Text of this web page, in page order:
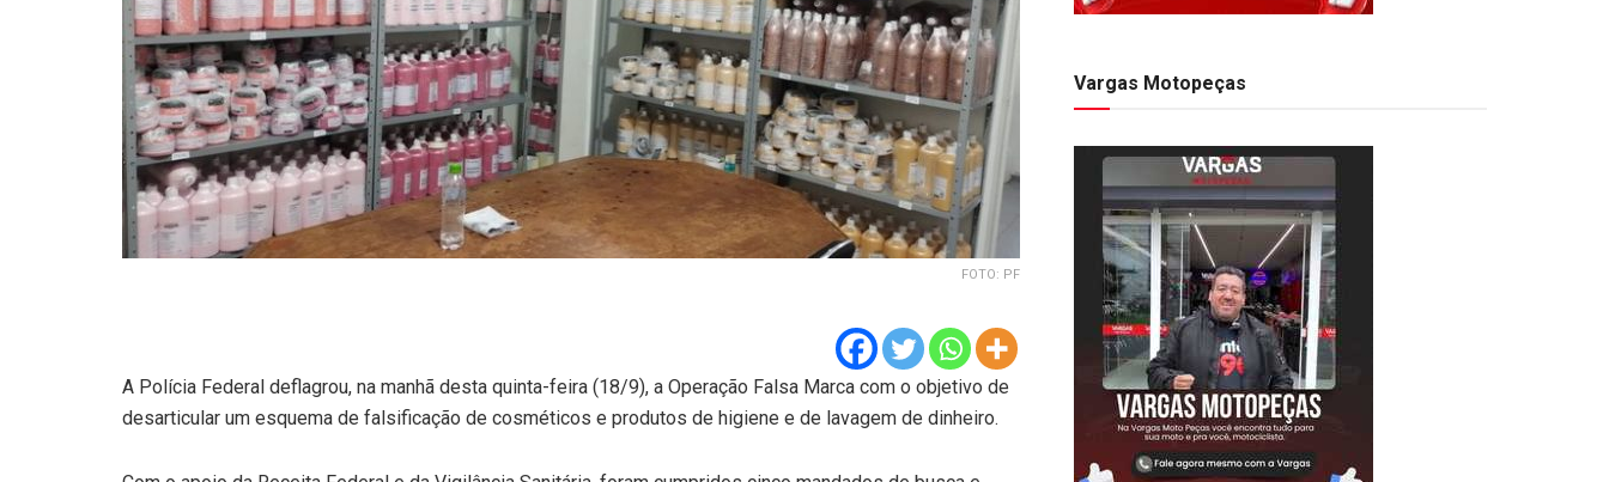
FOTO: PF
A Polícia Federal deflagrou, na manhã desta quinta-feira (18/9), a Operação Falsa Marca com o objetivo de
desarticular um esquema de falsificação de cosméticos e produtos de higiene e de lavagem de dinheiro.
Vargas Motopeças